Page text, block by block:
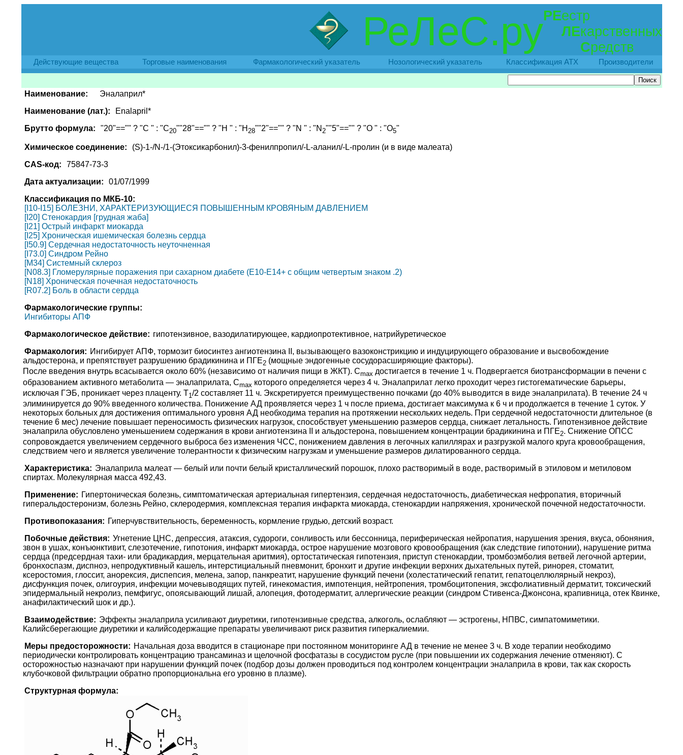
РеЛеС.руРЕестр
ЛЕкарственных
Средств
Действующие вещества Торговые наименования Фармакологический указатель Нозологический указатель Классификация АТХ Производители
Наименование:
Эналаприл*
Наименование (лат.):
Enalapril*
Брутто формула:
"20"=="" ? "C " : "C20""28"=="" ? "H " : "H 28""2"=="" ? "N " : "N 2""5"=="" ? "O " : "O5"
Химическое соединение:
(S)-1-/N-/1-(Этоксикарбонил)-3-фенилпропил/-L-аланил/-L-пролин (и в виде малеата)
CAS-код:
75847-73-3
Дата актуализации:
01/07/1999
Классификация по МКБ-10:
[I10-I15] БОЛЕЗНИ, ХАРАКТЕРИЗУЮЩИЕСЯ ПОВЫШЕННЫМ КРОВЯНЫМ ДАВЛЕНИЕМ
[I20] Стенокардия [грудная жаба]
[I21] Острый инфаркт миокарда
[I25] Хроническая ишемическая болезнь сердца
[I50.9] Сердечная недостаточность неуточненная
[I73.0] Синдром Рейно
[M34] Системный склероз
[N08.3] Гломерулярные поражения при сахарном диабете (E10-E14+ с общим четвертым знаком .2)
[N18] Хроническая почечная недостаточность
[R07.2] Боль в области сердца
Фармакологические группы:
Ингибиторы АПФ
Фармакологическое действие: гипотензивное, вазодилатирующее, кардиопротективное, натрийуретическое
Фармакология: Ингибирует АПФ, тормозит биосинтез ангиотензина II, вызывающего вазоконстрикцию и индуцирующего образование и высвобождение
альдостерона, и препятствует разрушению брадикинина и ПГЕ2(мощные эндогенные сосудорасширяющие факторы).
После введения внутрь всасывается около 60% (независимо от наличия пищи в ЖКТ). Cmax достигается в течение 1 ч. Подвергается биотрансформации в печени с
образованием активного метаболита — эналаприлата, Cmax которого определяется через 4 ч. Эналаприлат легко проходит через гистогематические барьеры,
исключая ГЭБ, проникает через плаценту. T1 /2 составляет 11 ч. Экскретируется преимущественно почками (до 40% выводится в виде эналаприлата). В течение 24 ч
элиминируется до 90% введенного количества. Понижение АД проявляется через 1 ч после приема, достигает максимума к 6 ч и продолжается в течение 1 суток. У
некоторых больных для достижения оптимального уровня АД необходима терапия на протяжении нескольких недель. При сердечной недостаточности длительное (в
течение 6 мес) лечение повышает переносимость физических нагрузок, способствует уменьшению размеров сердца, снижает летальность. Гипотензивное действие
эналаприла обусловлено уменьшением содержания в крови ангиотензина II и альдостерона, повышением концентрации брадикинина и ПГЕ2. Снижение ОПСС
сопровождается увеличением сердечного выброса без изменения ЧСС, понижением давления в легочных капиллярах и разгрузкой малого круга кровообращения,
следствием чего и является увеличение толерантности к физическим нагрузкам и уменьшение размеров дилатированного сердца.
Характеристика: Эналаприла малеат — белый или почти белый кристаллический порошок, плохо растворимый в воде, растворимый в этиловом и метиловом
спиртах. Молекулярная масса 492,43.
Применение: Гипертоническая болезнь, симптоматическая артериальная гипертензия, сердечная недостаточность, диабетическая нефропатия, вторичный
гиперальдостеронизм, болезнь Рейно, склеродермия, комплексная терапия инфаркта миокарда, стенокардии напряжения, хронической почечной недостаточности.
Противопоказания: Гиперчувствительность, беременность, кормление грудью, детский возраст.
Побочные действия: Угнетение ЦНС, депрессия, атаксия, судороги, сонливость или бессонница, периферическая нейропатия, нарушения зрения, вкуса, обоняния,
звон в ушах, конъюнктивит, слезотечение, гипотония, инфаркт миокарда, острое нарушение мозгового кровообращения (как следствие гипотонии), нарушение ритма
сердца (предсердная тахи- или брадикардия, мерцательная аритмия), ортостатическая гипотензия, приступ стенокардии, тромбоэмболия ветвей легочной артерии,
бронхоспазм, диспноэ, непродуктивный кашель, интерстициальный пневмонит, бронхит и другие инфекции верхних дыхательных путей, ринорея, стоматит,
ксеростомия, глоссит, анорексия, диспепсия, мелена, запор, панкреатит, нарушение функций печени (холестатический гепатит, гепатоцеллюлярный некроз),
дисфункция почек, олигоурия, инфекции мочевыводящих путей, гинекомастия, импотенция, нейтропения, тромбоцитопения, эксфолиативный дерматит, токсический
эпидермальный некролиз, пемфигус, опоясывающий лишай, алопеция, фотодерматит, аллергические реакции (синдром Стивенса-Джонсона, крапивница, отек Квинке,
анафилактический шок и др.).
Взаимодействие: Эффекты эналаприла усиливают диуретики, гипотензивные средства, алкоголь, ослабляют — эстрогены, НПВС, симпатомиметики.
Калийсберегающие диуретики и калийсодержащие препараты увеличивают риск развития гиперкалиемии.
Меры предосторожности: Начальная доза вводится в стационаре при постоянном мониторинге АД в течение не менее 3 ч. В ходе терапии необходимо
периодически контролировать концентрацию трансаминаз и щелочной фосфатазы в сосудистом русле (при повышении их содержания лечение отменяют). С
осторожностью назначают при нарушении функций почек (подбор дозы должен проводиться под контролем концентрации эналаприла в крови, так как скорость
клубочковой фильтрации обратно пропорциональна его уровню в плазме).
Структурная формула: